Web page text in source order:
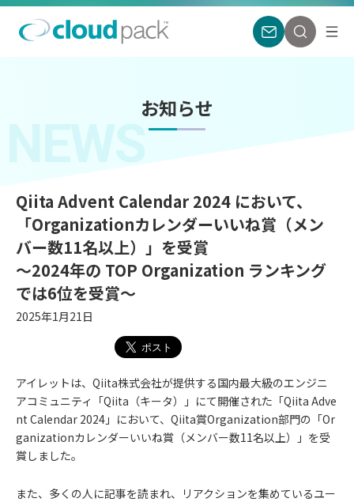
お知らせ
NEWS
Qiita Advent Calendar 2024 において、
「Organizationカレンダーいいね賞（メン
バー数11名以上）」を受賞
〜2024年の TOP Organization ランキング
では6位を受賞〜
2025年1月21日
アイレットは、Qiita株式会社が提供する国内最大級のエンジニ
アコミュニティ「Qiita（キータ）」にて開催された「Qiita Adve
nt Calendar 2024」において、Qiita賞Organization部門の「Or
ganizationカレンダーいいね賞（メンバー数11名以上）」を受
賞しました。
また、多くの人に記事を読まれ、リアクションを集めているユー